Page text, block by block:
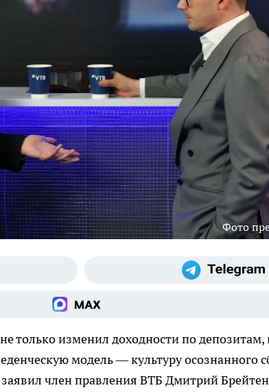
Фото
только изменил доходности по депозитам,
модель — культуру осознанного
член правления ВТБ Дмитрий